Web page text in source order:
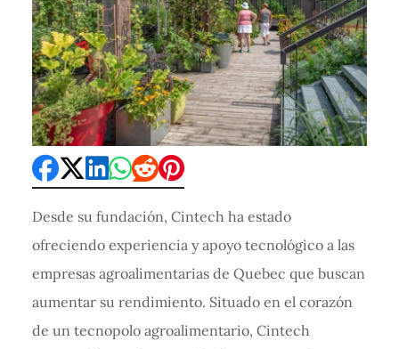
Desde su fundación, Cintech ha estado
ofreciendo experiencia y apoyo tecnológico a las
empresas agroalimentarias de Quebec que buscan
aumentar su rendimiento. Situado en el corazón
de un tecnopolo agroalimentario, Cintech